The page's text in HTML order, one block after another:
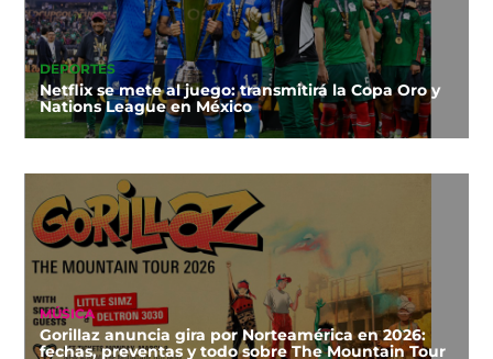
DEPORTES
Netflix se mete al juego: transmitirá la Copa Oro y
Nations League en México
MÚSICA
Gorillaz anuncia gira por Norteamérica en 2026:
fechas, preventas y todo sobre The Mountain Tour